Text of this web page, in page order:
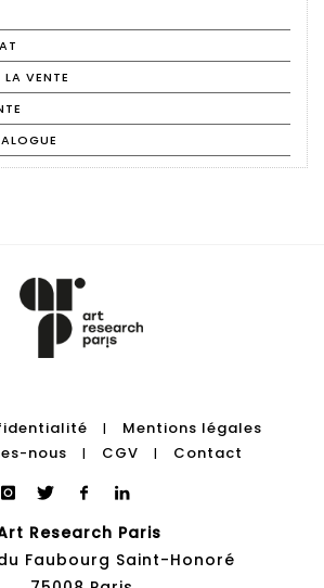
VENTE
|
Mentions légales
nous
| CGV | Contact
Research Paris
Faubourg Saint-Honoré